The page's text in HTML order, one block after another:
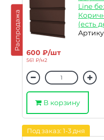
Распродажа
Line
(есть
600 ₽/шт
561 ₽/м2
В корзину
Под заказ: 1-3 дня